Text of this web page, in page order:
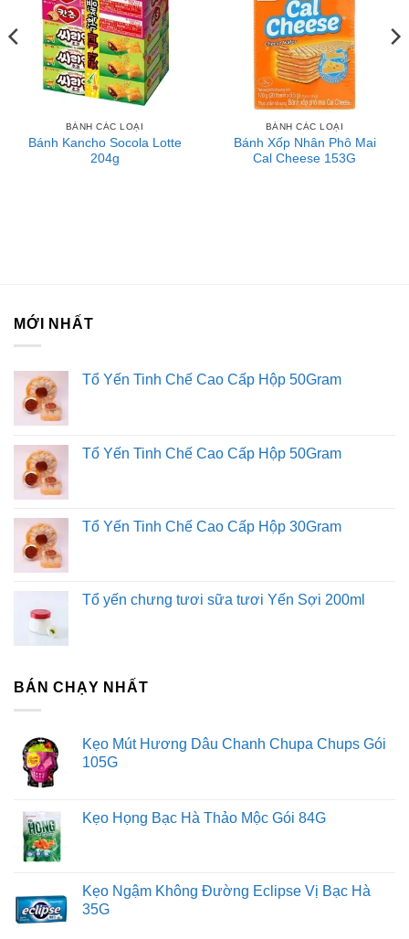
Hướng dẫn bảo quản:
Bảo quản nơi khô ráo thoáng mát, tránh ánh nắng trực tiếp.
Đậy kín sản phẩm sau mỗi lần sử dụng.
Liên hệ với Sài Gòn O2O
Trang Fanpage Sài Gòn O2O
BÁNH CÁC LOẠI
Bánh Kancho Socola Lotte
204g
BÁNH CÁC LOẠI
Bánh Xốp Nhân Phô Mai
Cal Cheese 153G
MỚI NHẤT
Tổ Yến Tinh Chế Cao Cấp Hộp 50Gram
Tổ Yến Tinh Chế Cao Cấp Hộp 50Gram
Tổ Yến Tinh Chế Cao Cấp Hộp 30Gram
Tổ yến chưng tươi sữa tươi Yến Sợi 200ml
BÁN CHẠY NHẤT
Kẹo Mút Hương Dâu Chanh Chupa Chups Gói
105G
Kẹo Họng Bạc Hà Thảo Mộc Gói 84G
Kẹo Ngậm Không Đường Eclipse Vị Bạc Hà
35G